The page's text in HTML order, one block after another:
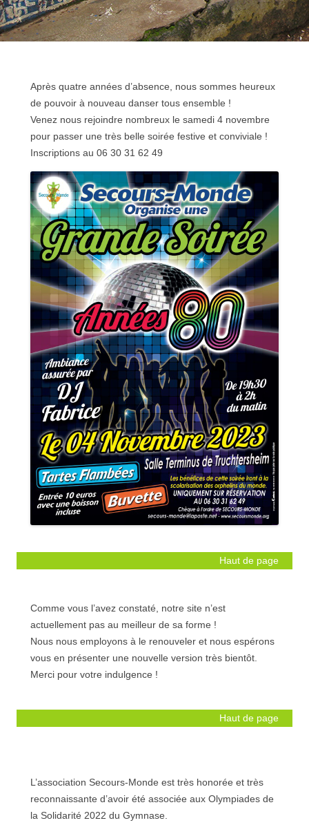
Après quatre années d’absence, nous sommes heureux
de pouvoir à nouveau danser tous ensemble !
Venez nous rejoindre nombreux le samedi 4 novembre
pour passer une très belle soirée festive et conviviale !
Inscriptions au 06 30 31 62 49
Haut de page
Comme vous l’avez constaté, notre site n’est
actuellement pas au meilleur de sa forme !
Nous nous employons à le renouveler et nous espérons
vous en présenter une nouvelle version très bientôt.
Merci pour votre indulgence !
Haut de page
L’association Secours-Monde est très honorée et très
reconnaissante d’avoir été associée aux Olympiades de
la Solidarité 2022 du Gymnase.